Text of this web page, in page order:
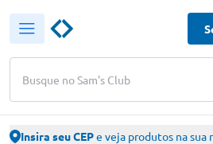
Busque no Sam's Club
Insira seu CEPe veja produtos na sua